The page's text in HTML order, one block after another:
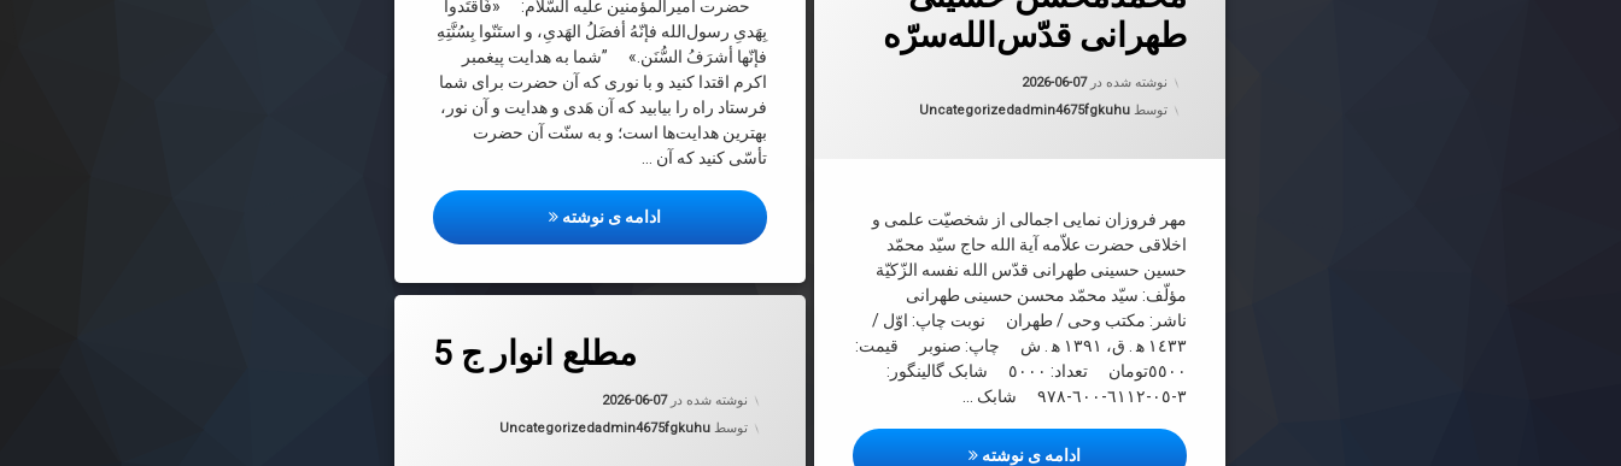
حضرت امیرالمؤمنین علیه السّلام: «فَاقتَدوا
بِهَدیِ رسول‌الله فإنّهُ أفضَلُ الهَدیِ، و استَنّوا بِسُنَّتِهِ
فإنّها أشرَفُ السُّنَن.» ”شما به هدایت پیغمبر
اکرم اقتدا کنید و با نوری که آن حضرت برای شما
فرستاد راه را بیابید که آن هَدی و هدایت و آن نور،
بهترین هدایت‌ها است؛ و به سنّت آن حضرت
تأسّی کنید که آن …
ادامه ی نوشته سیری در تاریخ پیامبر اکرم صلّی اللَه و علیه و آله و سلّم – ج۱
طهرانی قدّس‌الله‌سرّه
نوشته شده در2026-06-07
توسط admin4675fgkuhuدسته بندی ها:
Uncategorized
مهر فروزان نمایی اجمالی از شخصیّت علمی و
اخلاقی حضرت علاّمه آیة الله حاج سیّد محمّد
حسین حسینی طهرانی قدّس الله نفسه الزّکیّة
مؤلّف: سیّد محمّد محسن حسینی طهرانی
ناشر: مکتب وحی / طهران نوبت چاپ: اوّل /
١٤٣٣ ه‍ . ق، ١٣٩١ ه‍ . ش چاپ: صنوبر قیمت:
٥٥٠٠تومان تعداد: ٥٠٠٠ شابک گالینگور:
٣-٠٥-٦١١٢-٦٠٠-٩٧٨ شابک …
ادامه ی نوشته کتاب شریف «مهر فروزان» اثر ذی‌قیمتِ حضرت آیة‌الله حاج سید محمدمحسن حسینی طهرانی قدّس‌الله‌سرّه
مطلع انوار ج 5
نوشته شده در2026-06-07
توسط admin4675fgkuhuدسته بندی ها:
Uncategorized